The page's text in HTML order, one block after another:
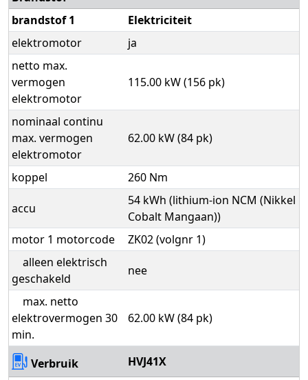
brandstof 1
Elektriciteit
elektromotor
ja
netto max.
vermogen
elektromotor
115.00 kW (156 pk)
nominaal continu
max. vermogen
elektromotor
62.00 kW (84 pk)
koppel 260 Nm
accu
54 kWh (lithium-ion NCM (Nikkel
Cobalt Mangaan))
motor 1 motorcode
ZK02 (volgnr 1)
alleen elektrisch
geschakeld
nee
max. netto
elektrovermogen 30
min.
62.00 kW (84 pk)
Verbruik
HVJ41X